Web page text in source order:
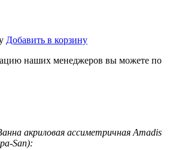
Добавить в корзину
наших менеджеров вы можете по
акриловая ассиметричная Amadis
San):